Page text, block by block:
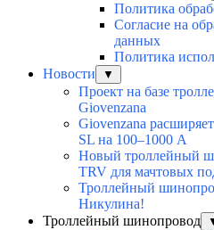
Политика
Согласие на
данных
Политика
Новости
▼
Проект на базе
Giovenzana
Giovenzana
SL на 100–1000 А
Новый троллейный
TRV для мачтовых
Троллейный
Никулина!
Троллейный шинопровод